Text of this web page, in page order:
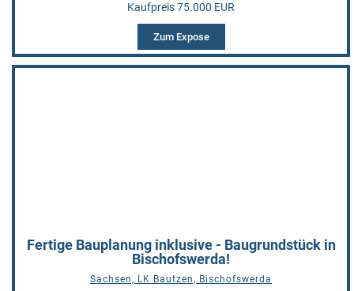
Kaufpreis 75.000 EUR
Zum Expose
Fertige Bauplanung inklusive - Baugrundstück in
Bischofswerda!
Sachsen, LK Bautzen, Bischofswerda